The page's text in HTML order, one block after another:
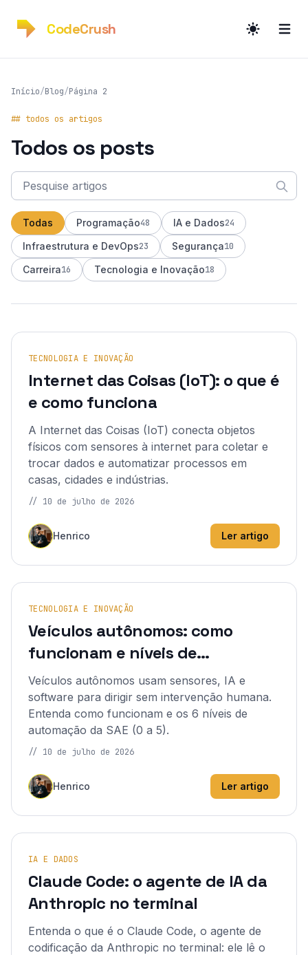
CodeCrush
Início/Blog/Página 2
## todos os artigos
Todos os posts
Pesquise Artigos
Todas Programação48 IA e Dados24
Infraestrutura e DevOps23 Segurança10
Carreira16 Tecnologia e Inovação18
TECNOLOGIA E INOVAÇÃO
Internet das Coisas (IoT): o que é
e como funciona
A Internet das Coisas (IoT) conecta objetos
físicos com sensores à internet para coletar e
trocar dados e automatizar processos em
casas, cidades e indústrias.
// 10 de julho de 2026
Henrico Ler artigo
TECNOLOGIA E INOVAÇÃO
Veículos autônomos: como
funcionam e níveis de
automação
Veículos autônomos usam sensores, IA e
software para dirigir sem intervenção humana.
Entenda como funcionam e os 6 níveis de
automação da SAE (0 a 5).
// 10 de julho de 2026
Henrico Ler artigo
IA E DADOS
Claude Code: o agente de IA da
Anthropic no terminal
Entenda o que é o Claude Code, o agente de
codificação da Anthropic no terminal: ele lê o